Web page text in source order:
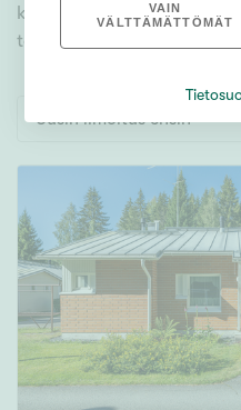
Maa- tai metsätila
Vapaa-ajan asunto
Autotalli
Muut
Hinta
kätevää
toiveidesi mukaisen kodin.
Uusin ilmoitus ensin
VAIN
VÄLTTÄMÄTTÖMÄT